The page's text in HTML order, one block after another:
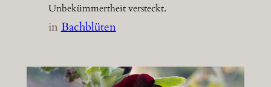
Unbekümmertheit versteckt.
inBachblüten